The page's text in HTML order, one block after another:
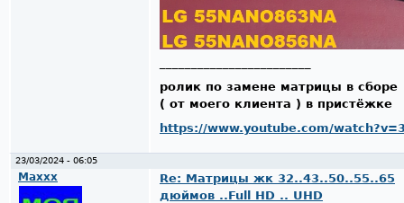
ролик по замене матрицы в сборе
( от моего клиента ) в пристёжке
https://www.youtube.com/
23/03/2024 - 06:05
Maxxx
Re: Матрицы жк 32..43..50..55..65
дюймов ..Full HD .. UHD